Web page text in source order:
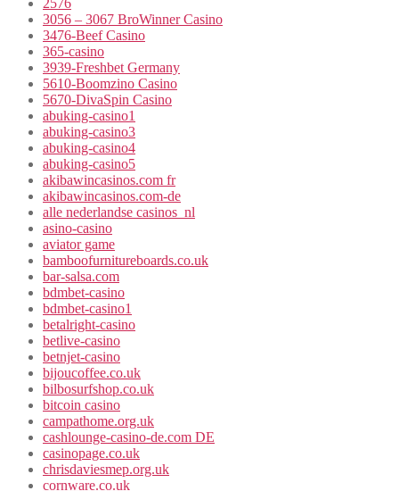
3056 – 3067 BroWinner Casino
3476-Beef Casino
365-casino
3939-Freshbet Germany
5610-Boomzino Casino
5670-DivaSpin Casino
abuking-casino1
abuking-casino3
abuking-casino4
abuking-casino5
akibawincasinos.com fr
akibawincasinos.com-de
alle nederlandse casinos_nl
asino-casino
aviator game
bamboofurnitureboards.co.uk
bar-salsa.com
bdmbet-casino
bdmbet-casino1
betalright-casino
betlive-casino
betnjet-casino
bijoucoffee.co.uk
bilbosurfshop.co.uk
bitcoin casino
campathome.org.uk
cashlounge-casino-de.com DE
casinopage.co.uk
chrisdaviesmep.org.uk
cornware.co.uk